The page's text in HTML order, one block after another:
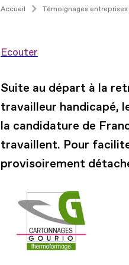
Accueil Témoignages entreprises
Ecouter
Suite au départ à la
travailleur handicapé,
la candidature de
travaillent. Pour
provisoirement